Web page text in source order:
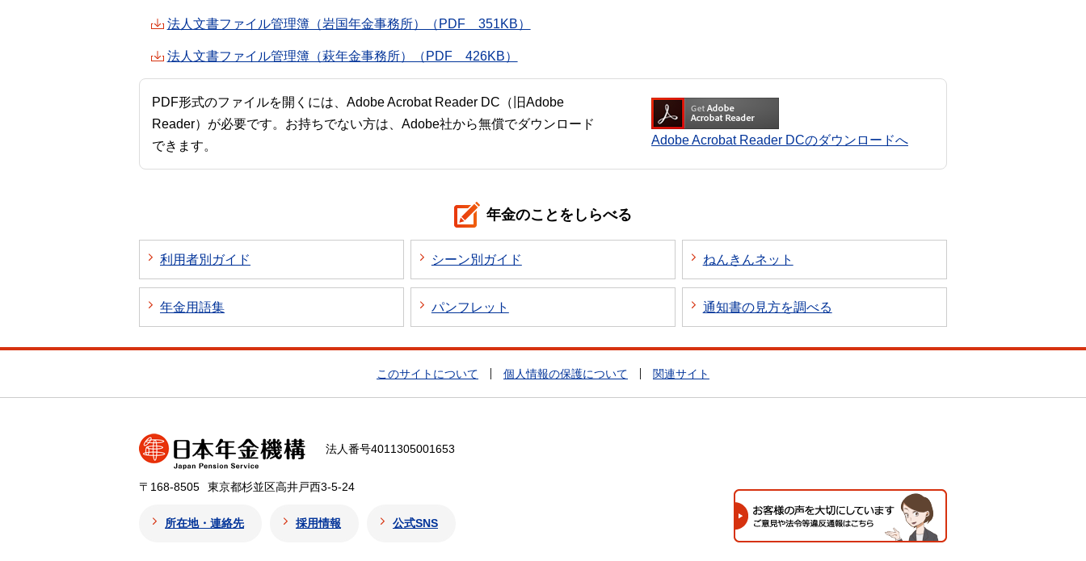
法人文書ファイル管理簿（岩国年金事務所）（PDF 351KB）
法人文書ファイル管理簿（萩年金事務所）（PDF 426KB）
PDF形式のファイルを開くには、Adobe Acrobat Reader DC（旧Adobe
Reader）が必要です。お持ちでない方は、Adobe社から無償でダウンロード
できます。
Adobe Acrobat Reader DCのダウンロードへ
年金のことをしらべる
利用者別ガイド シーン別ガイド ねんきんネット
年金用語集 パンフレット 通知書の見方を調べる
このサイトについて 個人情報の保護について 関連サイト
法人番号4011305001653
〒168-8505 東京都杉並区高井戸西3-5-24
所在地・連絡先 採用情報 公式SNS